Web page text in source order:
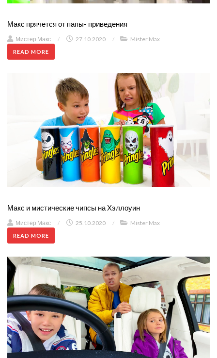
Макс прячется от папы- приведения
Мистер Макс / 27.10.2020 / Mister Max
READ MORE
Макс и мистические чипсы на Хэллоуин
Мистер Макс / 25.10.2020 / Mister Max
READ MORE